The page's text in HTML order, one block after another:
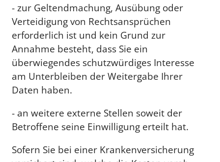
- zur Geltendmachung, Ausübung oder
Verteidigung von Rechtsansprüchen
erforderlich ist und kein Grund zur
Annahme besteht, dass Sie ein
überwiegendes schutzwürdiges Interesse
am Unterbleiben der Weitergabe Ihrer
Daten haben.
- an weitere externe Stellen soweit der
Betroffene seine Einwilligung erteilt hat.
Sofern Sie bei einer Krankenversicherung